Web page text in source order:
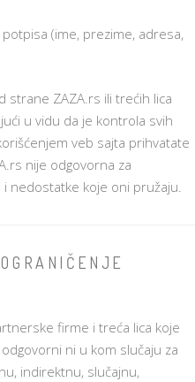
(ime, prezime, adresa,
strane ZAZA.rs ili trećih lica
u vidu da je kontrola svih
veb sajta prihvatate
nije odgovorna za
nedostatke koje oni pružaju.
firme i treća lica koje
ni u kom slučaju za
indirektnu, slučajnu,